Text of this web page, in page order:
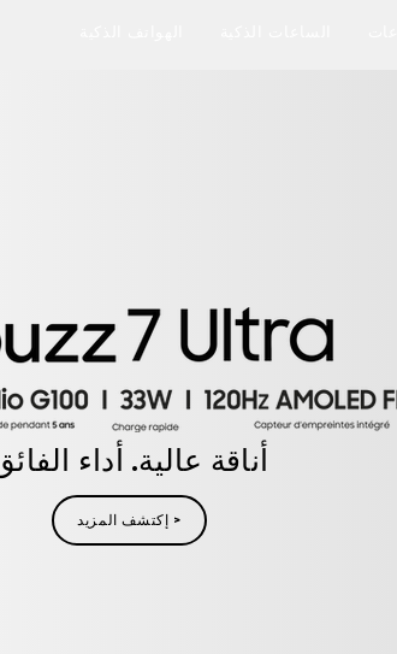
أناقة عالية. أداء
إكتشف المزيد >